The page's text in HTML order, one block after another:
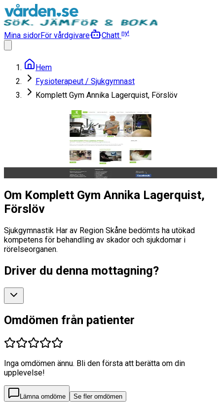
Mina sidorFör vårdgivare Chatt ny!
Hem
Fysioterapeut / Sjukgymnast
Komplett Gym Annika Lagerquist, Förslöv
Komplett Gym Annika
Lagerquist, Förslöv
Fysioterapeut / Sjukgymnast
Om Komplett Gym Annika Lagerquist,
Förslöv
Sjukgymnastik Har av Region Skåne bedömts ha utökad
kompetens för behandling av skador och sjukdomar i
rörelseorganen.
Driver du denna mottagning?
Omdömen från patienter
Inga omdömen ännu. Bli den första att berätta om din
upplevelse!
Lämna omdöme Se fler omdömen